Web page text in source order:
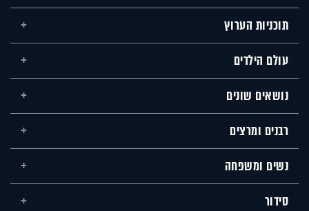
תוכניות הערוץ
עולם הילדים
נושאים שונים
רבנים ומרצים
נשים ומשפחה
סידור